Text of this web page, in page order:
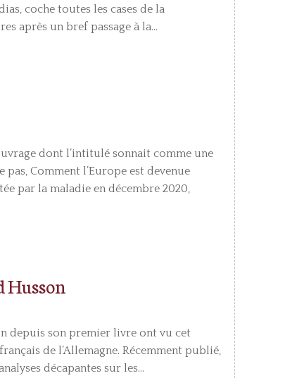
coche toutes les cases de la
après un bref passage à la...
dont l’intitulé sonnait comme une
Comment l’Europe est devenue
par la maladie en décembre 2020,
Husson
depuis son premier livre ont vu cet
de l’Allemagne. Récemment publié,
décapantes sur les...